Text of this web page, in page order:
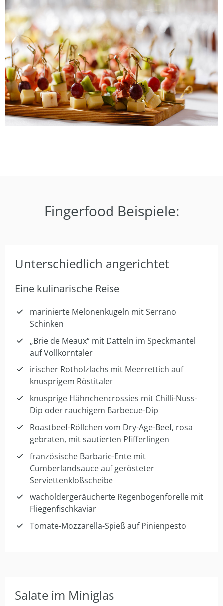
Fingerfood Beispiele:
Unterschiedlich angerichtet
Eine kulinarische Reise
marinierte Melonenkugeln mit Serrano
Schinken
„Brie de Meaux“ mit Datteln im Speckmantel
auf Vollkorntaler
irischer Rotholzlachs mit Meerrettich auf
knusprigem Röstitaler
knusprige Hähnchencrossies mit Chilli-Nuss-
Dip oder rauchigem Barbecue-Dip
Roastbeef-Röllchen vom Dry-Age-Beef, rosa
gebraten, mit sautierten Pfifferlingen
französische Barbarie-Ente mit
Cumberlandsauce auf gerösteter
Serviettenkloßscheibe
wacholdergeräucherte Regenbogenforelle mit
Fliegenfischkaviar
Tomate-Mozzarella-Spieß auf Pinienpesto
Salate im Miniglas